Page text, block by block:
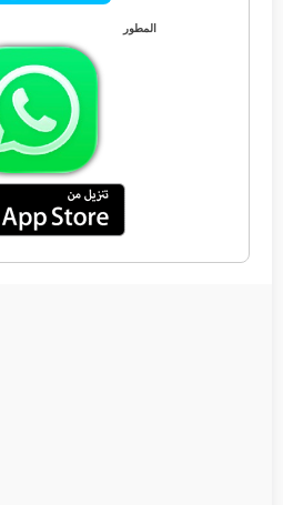
المطور